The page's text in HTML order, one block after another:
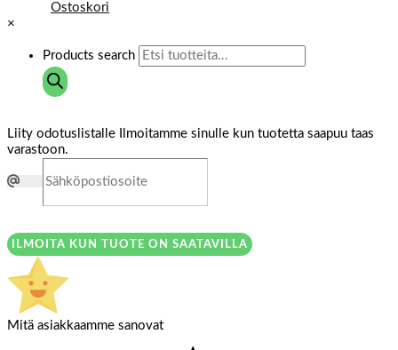
Ostoskori
×
Products search
Liity odotuslistalle
Ilmoitamme sinulle kun tuotetta saapuu taas
varastoon.
ILMOITA KUN TUOTE ON SAATAVILLA
Mitä asiakkaamme sanovat